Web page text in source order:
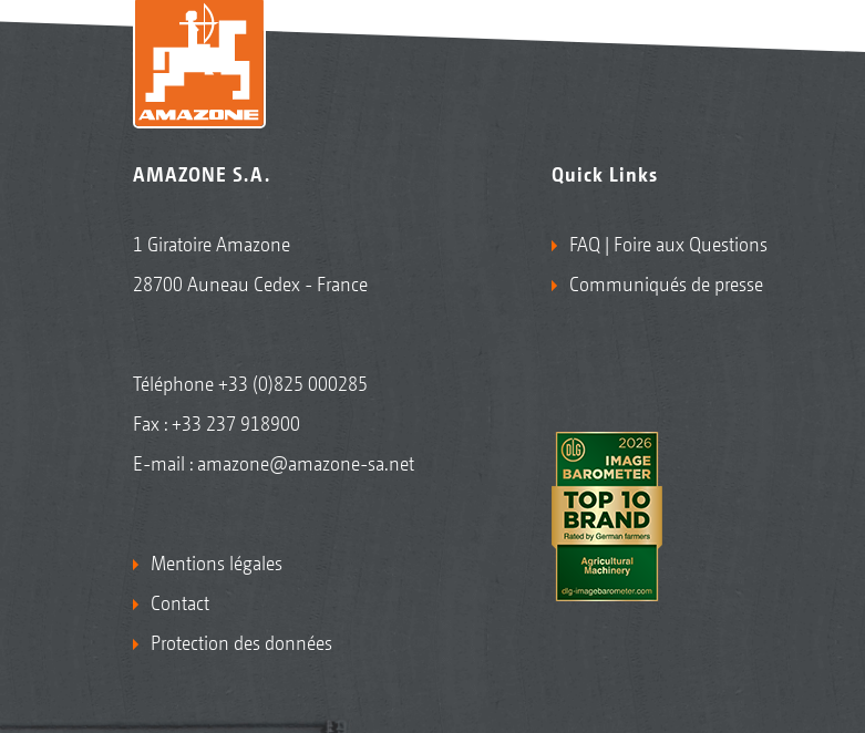
AMAZONE S.A.
1 Giratoire Amazone
28700 Auneau Cedex - France
Téléphone+33 (0)825 000285
Fax : +33 237 918900
E-mail : amazone@amazone-sa.net
Mentions légales
Contact
Protection des données
Quick Links
FAQ | Foire aux Questions
Communiqués de presse